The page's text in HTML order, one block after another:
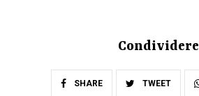
Condividere
SHARE TWEET